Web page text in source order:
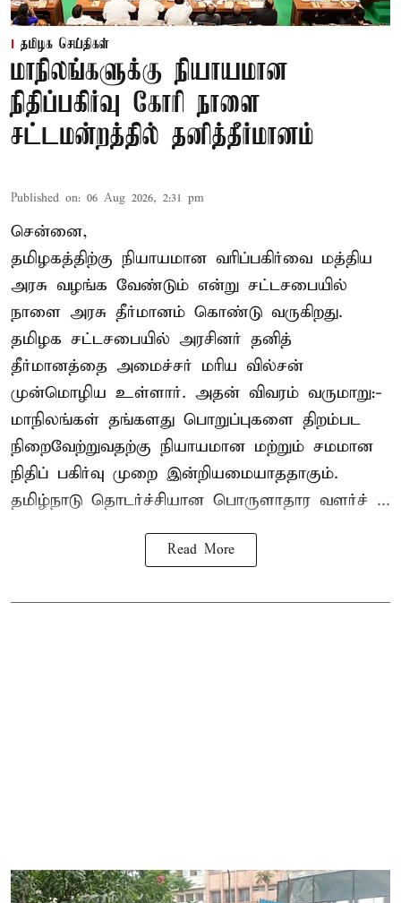
தமிழக செய்திகள்
மாநிலங்களுக்கு நியாயமான
நிதிப்பகிர்வு கோரி நாளை
சட்டமன்றத்தில் தனித்தீர்மானம்
Published on: 06 Aug 2026, 2:31 pm
சென்னை,
தமிழகத்திற்கு நியாயமான வரிப்பகிர்வை மத்திய
அரசு வழங்க வேண்டும் என்று சட்டசபையில்
நாளை அரசு தீர்மானம் கொண்டு வருகிறது.
தமிழக சட்டசபையில் அரசினர் தனித்
தீர்மானத்தை அமைச்சர் மரிய வில்சன்
முன்மொழிய உள்ளார். அதன் விவரம் வருமாறு:-
மாநிலங்கள் தங்களது பொறுப்புகளை திறம்பட
நிறைவேற்றுவதற்கு நியாயமான மற்றும் சமமான
நிதிப் பகிர்வு முறை இன்றியமையாததாகும்.
தமிழ்நாடு தொடர்ச்சியான பொருளாதார வளர்ச் ...
Read More